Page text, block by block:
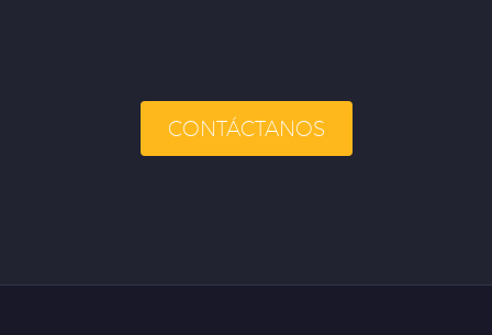
CONTÁCTANOS